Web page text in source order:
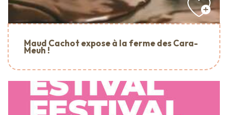
Maud Cachot expose à la ferme des Cara-
Meuh !